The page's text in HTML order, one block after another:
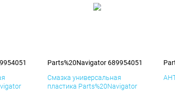
Parts%20Navigator 689954051
Смазка универсальная
пластика Parts%20Navigator